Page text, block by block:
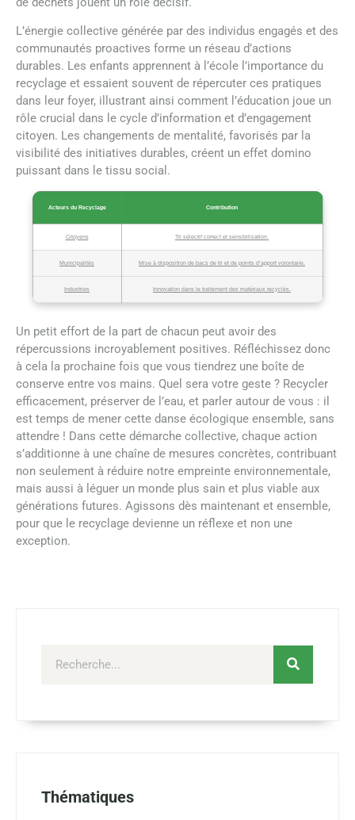
L’énergie collective générée par des individus engagés et des
communautés proactives forme un réseau d’actions
durables. Les enfants apprennent à l’école l’importance du
recyclage et essaient souvent de répercuter ces pratiques
dans leur foyer, illustrant ainsi comment l’éducation joue un
rôle crucial dans le cycle d’information et d’engagement
citoyen. Les changements de mentalité, favorisés par la
visibilité des initiatives durables, créent un effet domino
puissant dans le tissu social.
Acteurs du Recyclage Contribution
Citoyens Tri sélectif correct et sensibilisation.
Municipalités Mise à disposition de bacs de tri et de points d’apport volontaire.
Industries Innovation dans le traitement des matériaux recyclés.
Un petit effort de la part de chacun peut avoir des
répercussions incroyablement positives. Réfléchissez donc
à cela la prochaine fois que vous tiendrez une boîte de
conserve entre vos mains. Quel sera votre geste ? Recycler
efficacement, préserver de l’eau, et parler autour de vous : il
est temps de mener cette danse écologique ensemble, sans
attendre ! Dans cette démarche collective, chaque action
s’additionne à une chaîne de mesures concrètes, contribuant
non seulement à réduire notre empreinte environnementale,
mais aussi à léguer un monde plus sain et plus viable aux
générations futures. Agissons dès maintenant et ensemble,
pour que le recyclage devienne un réflexe et non une
exception.
Thématiques